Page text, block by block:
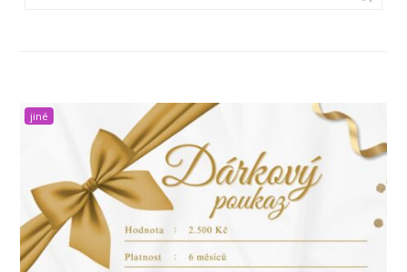
jiné